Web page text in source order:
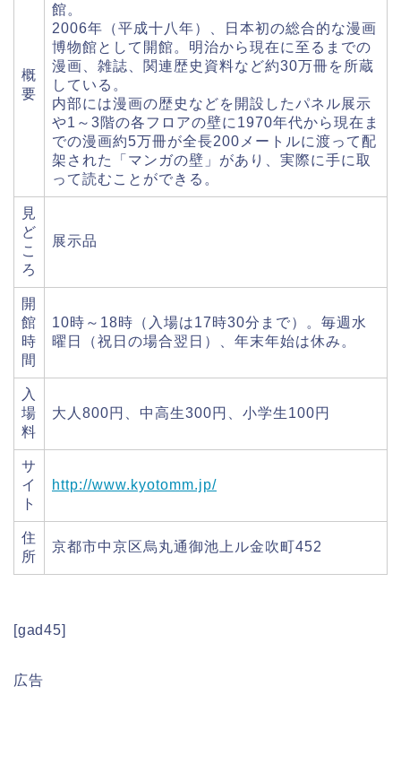
概
要
館。
2006年（平成十八年）、日本初の総合的な漫画
博物館として開館。明治から現在に至るまでの
漫画、雑誌、関連歴史資料など約30万冊を所蔵
している。
内部には漫画の歴史などを開設したパネル展示
や1～3階の各フロアの壁に1970年代から現在ま
での漫画約5万冊が全長200メートルに渡って配
架された「マンガの壁」があり、実際に手に取
って読むことができる。
見
ど
こ
ろ
展示品
開
館
時
間
10時～18時（入場は17時30分まで）。毎週水
曜日（祝日の場合翌日）、年末年始は休み。
入
場
料
大人800円、中高生300円、小学生100円
サ
イ
ト
http://www.kyotomm.jp/
住
所
京都市中京区烏丸通御池上ル金吹町452
[gad45]
広告